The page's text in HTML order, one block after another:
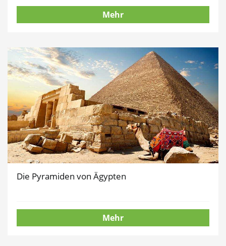
Mehr
Die Pyramiden von Ägypten
Mehr